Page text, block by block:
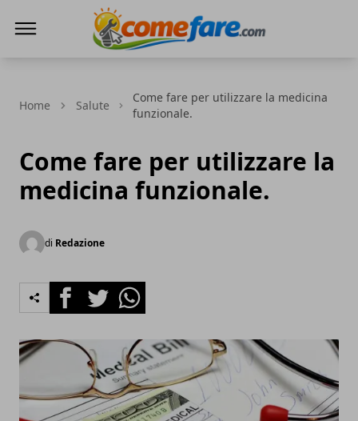
Home Salute
Come fare per utilizzare la medicina
funzionale.
Come fare per utilizzare la
medicina funzionale.
di Redazione
FacebookTwitterWhatsapp